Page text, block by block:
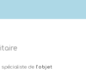
spécialiste de l’objet